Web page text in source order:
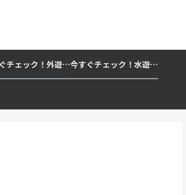
今すぐチェック！外遊びの紫外線対策・日差し快適化計画｜帽子・日傘・ウェア・日焼け止めを総まとめ☀️🏕️👓 今すぐチェック！水遊び・海水浴の快適化計画｜浮き輪・服装・日陰・安全対策を総まとめ🏖️🌊✨